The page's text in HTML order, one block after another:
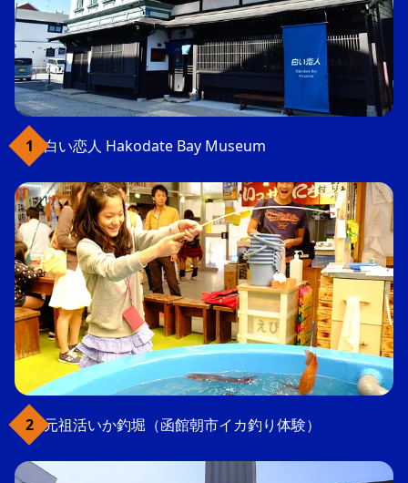
白い恋人 Hakodate Bay Museum
元祖活いか釣堀（函館朝市イカ釣り体験）